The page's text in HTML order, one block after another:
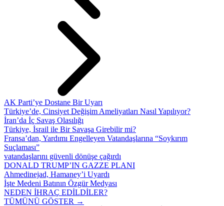
AK Parti’ye Dostane Bir Uyarı
Türkiye’de, Cinsiyet Değişim Ameliyatları Nasıl Yapılıyor?
İran’da İç Savaş Olasılığı
Türkiye, İsrail ile Bir Savaşa Girebilir mi?
Fransa’dan, Yardımı Engelleyen Vatandaşlarına “Soykırım
Suçlaması”
vatandaşlarını güvenli dönüşe çağırdı
DONALD TRUMP’IN GAZZE PLANI
Ahmedinejad, Hamaney’i Uyardı
İşte Medeni Batının Özgür Medyası
NEDEN İHRAÇ EDİLDİLER?
TÜMÜNÜ GÖSTER →